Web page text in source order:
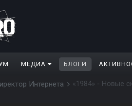
МЕДИА БЛОГИ
Интернета «1984» - Новые